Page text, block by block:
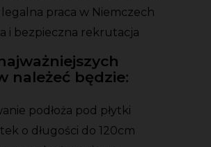
legalna praca w Niemczech
i bezpieczna rekrutacja
należeć będzie:
podłoża pod płytki
o długości do 120cm